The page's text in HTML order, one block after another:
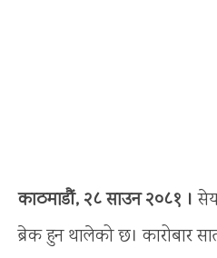
काठमाडौं, २८ साउन २०८१ ।
ब्रेक हुन थालेको छ। कारोबार